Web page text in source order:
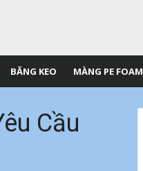
BĂNG KEO MÀNG PE FOAM
Cầu